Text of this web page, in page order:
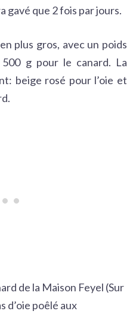
gavé que 2 fois par jours.
plus gros, avec un poids
g pour le canard. La
beige rosé pour l’oie et
de la Maison Feyel (Sur
d’oie poêlé aux